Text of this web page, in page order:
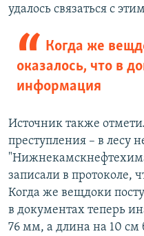
удалось связаться с
Когда же
оказалось, что в
информация
Источник также
преступления – в лесу
записали в протоколе,
Когда же вещдоки
в документах теперь
76 мм, а длина на 10 см